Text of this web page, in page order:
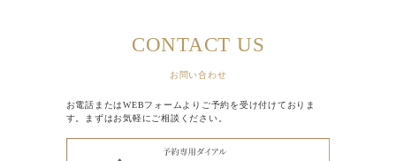
CONTACT US
お問い合わせ
お電話またはWEBフォームよりご予約を受け付けておりま
す。まずはお気軽にご相談ください。